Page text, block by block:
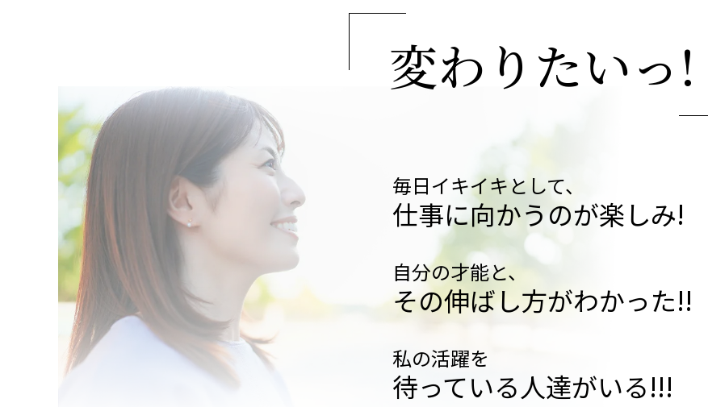
変わりたいっ!
毎日イキイキとして、
仕事に向かうのが楽しみ!
自分の才能と、
その伸ばし方がわかった!!
私の活躍を
待っている人達がいる!!!